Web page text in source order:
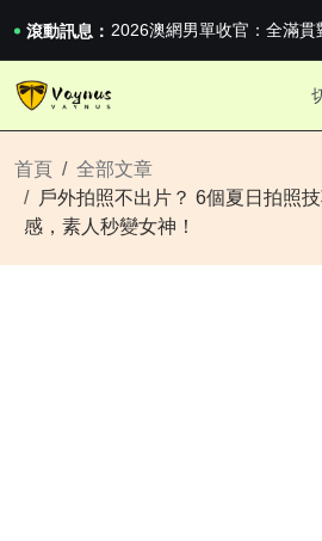
滾動訊息： 《巔峰守衛 Highguard》正
iPhone 16e 釋出，蘋果你
2026澳網男單收官：全滿
首頁
全部文章
戶外拍照不出片？ 6個夏日拍照
感，素人秒變女神！